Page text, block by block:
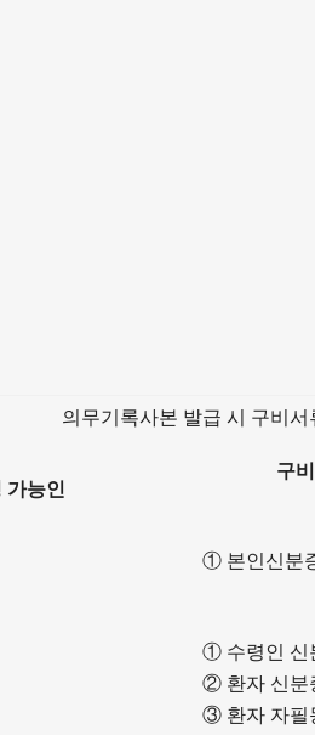
의무기록사본 발급 시 구비서
구
가능인
① 본인신분
① 수령인 신
② 환자 신분
③ 환자 자필